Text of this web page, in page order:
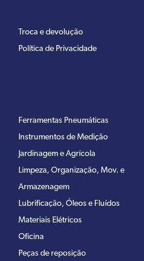
Troca e devolução
Política de Privacidade
Ferramentas Pneumáticas
Instrumentos de Medição
Jardinagem e Agrícola
Limpeza, Organização, Mov. e
Armazenagem
Lubrificação, Óleos e Fluídos
Materiais Elétricos
Oficina
Peças de reposição